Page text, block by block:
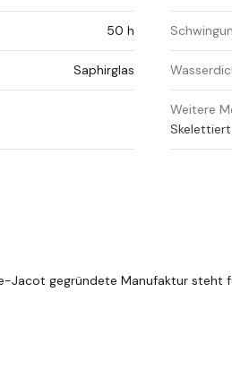
50 h
Saphirglas
Weitere
Jacot gegründete Manufaktur steht